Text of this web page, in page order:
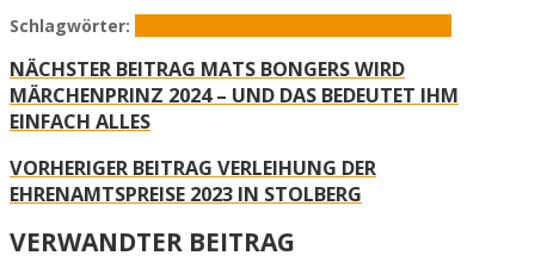
Schlagwörter:
NÄCHSTER BEITRAG MATS BONGERS WIRD
MÄRCHENPRINZ 2024 – UND DAS BEDEUTET IHM
EINFACH ALLES
VORHERIGER BEITRAG VERLEIHUNG DER
EHRENAMTSPREISE 2023 IN STOLBERG
VERWANDTER BEITRAG